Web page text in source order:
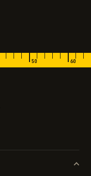
50 60